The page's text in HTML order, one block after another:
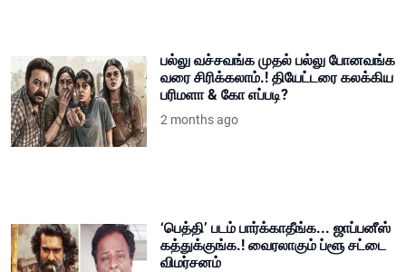
பல்லு வச்சவங்க முதல் பல்லு போனவங்க
வரை சிரிக்கலாம்.! தியேட்டரை கலக்கிய
பரிமளா & கோ எப்படி?
2 months ago
‘பெத்தி’ படம் பார்க்காதீங்க... ஜாப்பனீஸ்
கத்துக்குங்க.! வைரலாகும் ப்ளூ சட்டை
விமர்சனம்